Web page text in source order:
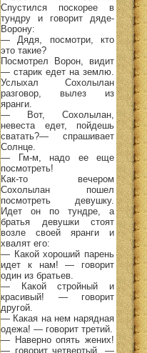
Спустился поскорее в
тундру и говорит дяде-
Ворону:
— Дядя, посмотри, кто
это такие?
Посмотрел Ворон, видит
— старик едет на землю.
Услыхал Сохолылан
разговор, вылез из
яранги.
— Вот, Сохолылан,
невеста едет, пойдешь
сватать?— спрашивает
Солнце.
— Гм-м, надо ее еще
посмотреть!
Как-то вечером
Сохолылан пошел
посмотреть девушку.
Идет он по тундре, а
братья девушки стоят
возле своей яранги и
хвалят его:
— Какой хороший парень
идет к нам! — говорит
один из братьев.
— Какой стройный и
красивый! — говорит
другой.
— Какая на нем нарядная
одежа! — говорит третий.
— Наверно опять жених!
— говорит четвертый. —